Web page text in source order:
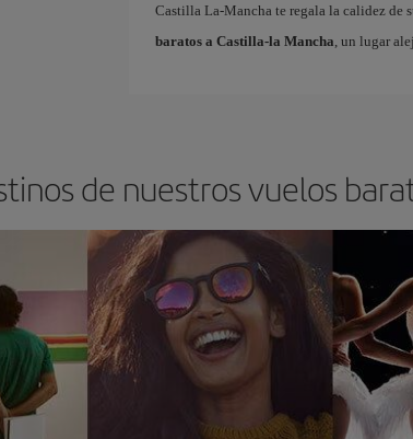
Castilla La-Mancha te regala la calidez de
baratos a Castilla-la Mancha , un lugar
de nuestros vuelos